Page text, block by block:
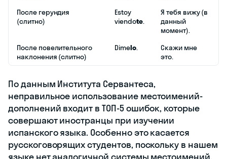
После герундия
(слитно)
Estoy
viendote.
Я тебя вижу (в
данный
момент).
После повелительного
наклонения (слитно)
Dimelo.
Скажи мне
это.
По данным Института Сервантеса,
неправильное использование местоимений-
дополнений входит в ТОП-5 ошибок, которые
совершают иностранцы при изучении
испанского языка. Особенно это касается
русскоговорящих студентов, поскольку в нашем
языке нет аналогичной системы местоимений,